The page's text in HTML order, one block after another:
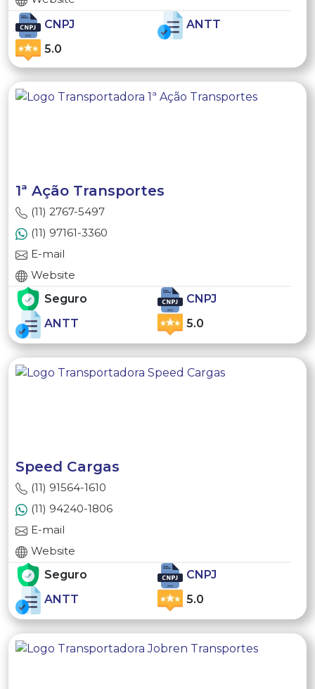
CNPJ
ANTT
5.0
1ª Ação Transportes
(11) 2767-5497
(11) 97161-3360
E-mail
Website
Seguro
CNPJ
ANTT
5.0
Speed Cargas
(11) 91564-1610
(11) 94240-1806
E-mail
Website
Seguro
CNPJ
ANTT
5.0